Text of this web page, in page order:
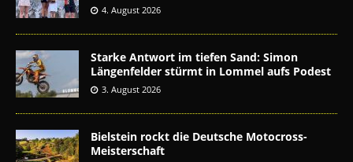
4. August 2026
Starke Antwort im tiefen Sand: Simon
Längenfelder stürmt in Lommel aufs Podest
3. August 2026
Bielstein rockt die Deutsche Motocross-
Meisterschaft